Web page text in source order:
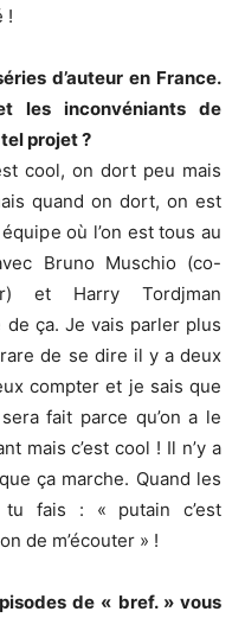
!
d’auteur en France.
les inconvéniants de
projet ?
cool, on dort peu mais
quand on dort, on est
où l’on est tous au
Bruno Muschio (co-
et Harry Tordjman
ça. Je vais parler plus
de se dire il y a deux
compter et je sais que
fait parce qu’on a le
mais c’est cool ! Il n’y a
ça marche. Quand les
fais : « putain c’est
de m’écouter » !
de « bref. » vous